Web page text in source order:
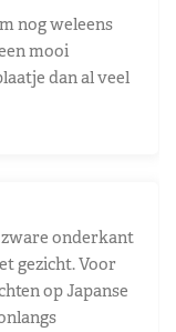
nog weleens
mooi
dan al veel
zware onderkant
gezicht. Voor
op Japanse